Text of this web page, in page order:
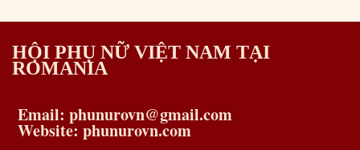
HỘI PHỤ NỮ VIỆT NAM TẠI
ROMANIA
Email: phunurovn@gmail.com
Website: phunurovn.com